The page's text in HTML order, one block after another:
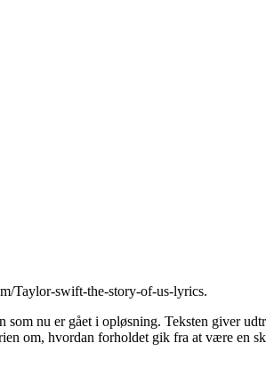
Taylor-swift-the-story-of-us-lyrics.
nu er gået i opløsning. Teksten giver
om, hvordan forholdet gik fra at være en